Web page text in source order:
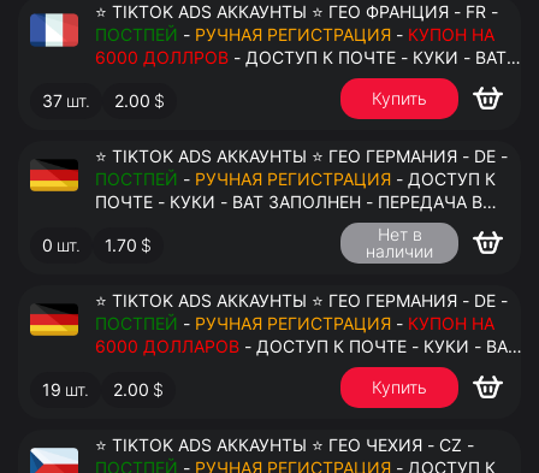
⭐ TIKTOK ADS АККАУНТЫ ⭐ ГЕО ФРАНЦИЯ - FR -
ПОСТПЕЙ - РУЧНАЯ РЕГИСТРАЦИЯ - КУПОН НА
6000 ДОЛЛРОВ - ДОСТУП К ПОЧТЕ - КУКИ - ВАТ
ЗАПОЛНЕН - ПЕРЕДАЧА В АНТИДЕТЕКТ
37 шт. 2.00 $ Купить
⭐ TIKTOK ADS АККАУНТЫ ⭐ ГЕО ГЕРМАНИЯ - DE -
ПОСТПЕЙ - РУЧНАЯ РЕГИСТРАЦИЯ - ДОСТУП К
ПОЧТЕ - КУКИ - ВАТ ЗАПОЛНЕН - ПЕРЕДАЧА В
0 шт. 1.70 $
Нет в
наличии
⭐ TIKTOK ADS АККАУНТЫ ⭐ ГЕО ГЕРМАНИЯ - DE -
ПОСТПЕЙ - РУЧНАЯ РЕГИСТРАЦИЯ - КУПОН НА
6000 ДОЛЛАРОВ - ДОСТУП К ПОЧТЕ - КУКИ - ВАТ
ЗАПОЛНЕН - ПЕРЕДАЧА В АНТИДЕТЕКТ
19 шт. 2.00 $ Купить
⭐ TIKTOK ADS АККАУНТЫ ⭐ ГЕО ЧЕХИЯ - CZ -
ПОСТПЕЙ - РУЧНАЯ РЕГИСТРАЦИЯ